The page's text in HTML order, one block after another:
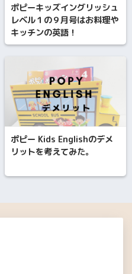
ポピーキッズイングリッシュ
レベル１の９月号はお料理や
キッチンの英語！
ポピー Kids Englishのデメ
リットを考えてみた。